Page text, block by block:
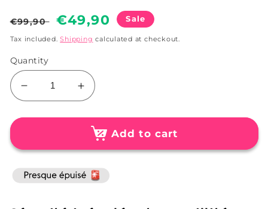
Regular
price
€99,90
Sale
price
€49,90 Sale
Tax included.Shipping calculated at checkout.
Quantity
Decrease
quantity
for
Blindée
Résistante
Increase
quantity
for
Serrure
Blindée
Résistante
Add to cart